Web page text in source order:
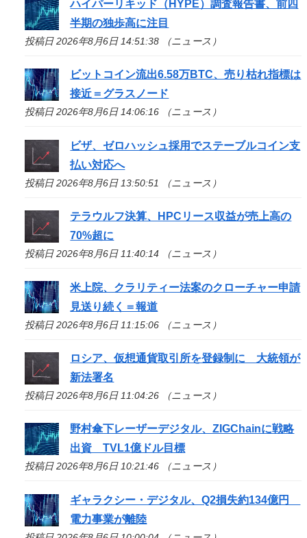
ハイパーリキッド（HYPE）調査報告書、前四
半期の独歩高に注目
投稿日 2026年8月6日 14:51:38 （ニュース）
ビットコイン流出6.58万BTC、売り枯れ指標は
接近＝グラスノード
投稿日 2026年8月6日 14:06:16 （ニュース）
ビザ、ゼロハッシュ採用でステーブルコイン支
払い対応へ
投稿日 2026年8月6日 13:50:51 （ニュース）
テラウルフ決算、HPCリース収益が売上高の
70%超に
投稿日 2026年8月6日 11:40:14 （ニュース）
米上院、クラリティー法案のクローチャー申請
見送り続く＝報道
投稿日 2026年8月6日 11:15:06 （ニュース）
ロシア、仮想通貨取引所を登録制に 大統領が
新法署名
投稿日 2026年8月6日 11:04:26 （ニュース）
野村傘下レーザーデジタル、ZIGChainに戦略
出資 TVL1億ドル目標
投稿日 2026年8月6日 10:21:46 （ニュース）
ギャラクシー・デジタル、Q2損失約134億円
電力事業が離陸